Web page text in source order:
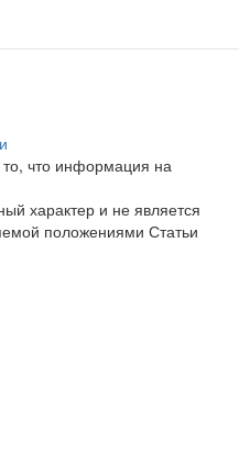
что информация на
характер и не является
положениями Статьи